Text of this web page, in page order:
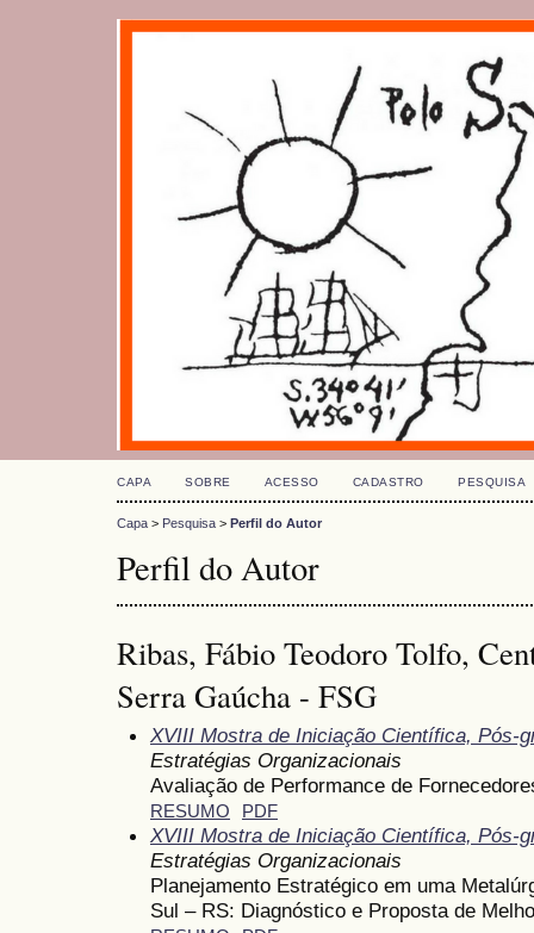
CAPA SOBRE ACESSO CADASTRO PESQUISA
Capa > Pesquisa > Perfil do Autor
Perfil do Autor
Ribas, Fábio Teodoro Tolfo,
Serra Gaúcha - FSG
XVIII Mostra de Iniciação Científica, Pós-
Estratégias Organizacionais
Avaliação de Performance de
RESUMO PDF
XVIII Mostra de Iniciação Científica, Pós-
Estratégias Organizacionais
Planejamento Estratégico em uma
Sul – RS: Diagnóstico e Proposta de